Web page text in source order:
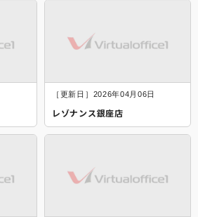
［更新日］2026年04月06日
レゾナンス銀座店